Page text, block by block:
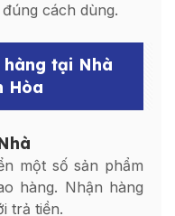
cách dùng.
tại Nhà
Hòa
một số sản phẩm
hàng. Nhận hàng
trả tiền.